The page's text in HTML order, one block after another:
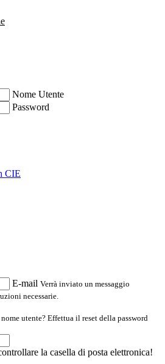
Nome Utente
Password
CIE
E-mail Verrà inviato un messaggio
necessarie.
utente? Effettua il reset della password
la casella di posta elettronica!